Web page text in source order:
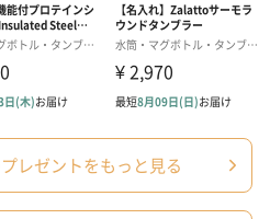
ボール装飾（チュ
ップ）（720円）
ダンボール装
イトピンク×
ト）（580円）
します。
レゼントをもっと見る